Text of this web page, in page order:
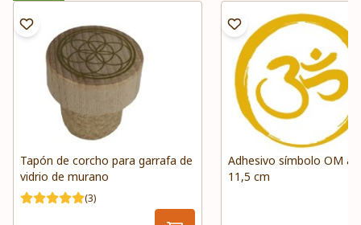
Tapón de corcho para garrafa de
vidrio de murano
(3)
Adhesivo símbolo OM a
11,5 cm